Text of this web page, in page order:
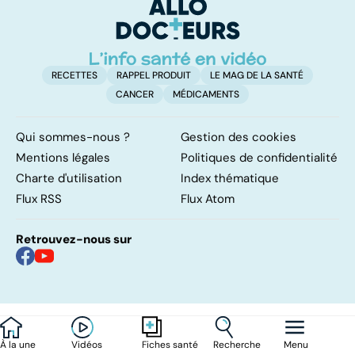
À la une Vidéos Fiches santé Recherche Menu
RECETTES RAPPEL PRODUIT
LE MAG DE LA SANTÉ
CANCER
MÉDICAMENTS
Qui sommes-nous ?
Gestion des cookies
Mentions légales
Politiques de confidentialité
Charte d'utilisation
Index thématique
Flux RSS
Flux Atom
Retrouvez-nous sur